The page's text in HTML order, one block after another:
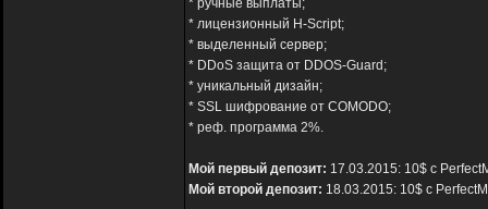
* ручные выплаты;
* лицензионный H-Script;
* выделенный сервер;
* DDoS защита от DDOS-Guard;
* уникальный дизайн;
* SSL шифрование от COMODO;
* реф. программа 2%.
Мой первый депозит: 17.03.2015: 10$ с
Мой второй депозит: 18.03.2015: 10$ с